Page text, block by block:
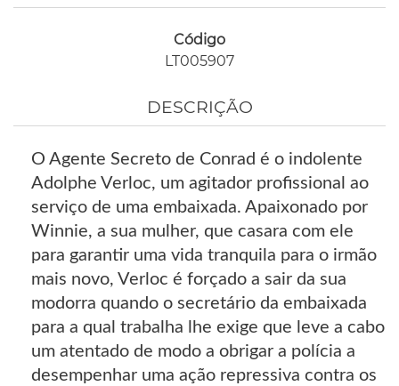
Código
LT005907
DESCRIÇÃO
O Agente Secreto de Conrad é o indolente
Adolphe Verloc, um agitador profissional ao
serviço de uma embaixada. Apaixonado por
Winnie, a sua mulher, que casara com ele
para garantir uma vida tranquila para o irmão
mais novo, Verloc é forçado a sair da sua
modorra quando o secretário da embaixada
para a qual trabalha lhe exige que leve a cabo
um atentado de modo a obrigar a polícia a
desempenhar uma ação repressiva contra os